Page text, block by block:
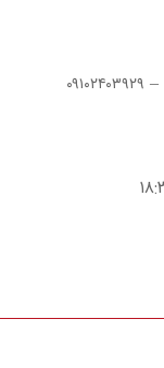
– ۰۹۱۰۲۴۰۳۹۲۹